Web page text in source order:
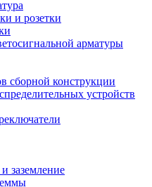
и розетки
арматуры
сборной конструкции
устройств
заземление